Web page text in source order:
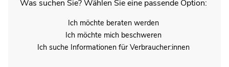
Was suchen Sie? Wählen Sie eine passende Option:
Ich möchte beraten werden
Ich möchte mich beschweren
Ich suche Informationen für Verbraucher:innen